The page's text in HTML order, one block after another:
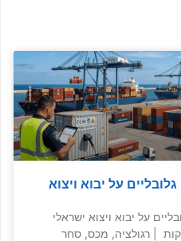
על יבוא ויצוא
על יבוא ויצוא ישראלי
2026 | זמן קריאה: 12 דקות | רגולציה, מכס, סחר